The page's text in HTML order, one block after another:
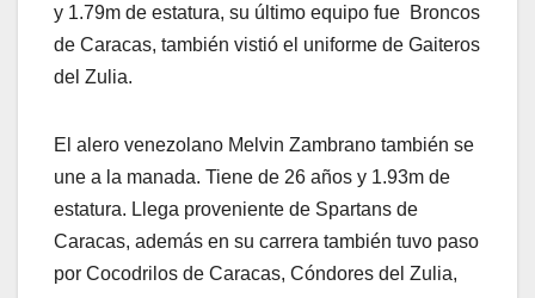
y 1.79m de estatura, su último equipo fue Broncos
de Caracas, también vistió el uniforme de Gaiteros
del Zulia.
El alero venezolano Melvin Zambrano también se
une a la manada. Tiene de 26 años y 1.93m de
estatura. Llega proveniente de Spartans de
Caracas, además en su carrera también tuvo paso
por Cocodrilos de Caracas, Cóndores del Zulia,